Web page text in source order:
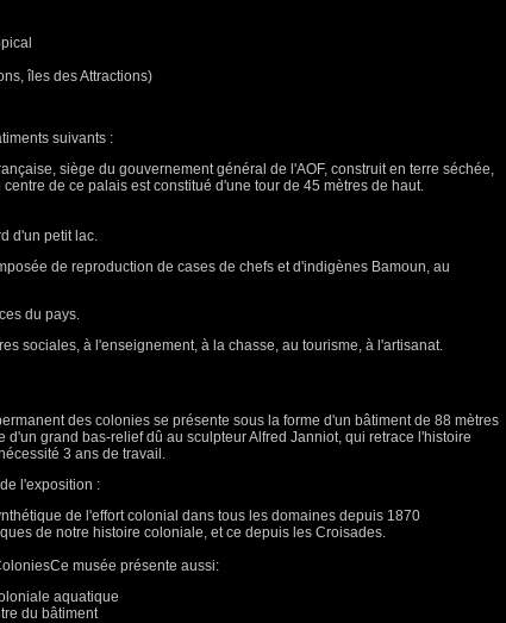
îles des Attractions)
suivants :
siège du gouvernement général de l'AOF, construit en terre séchée,
de ce palais est constitué d'une tour de 45 mètres de haut.
d'un petit lac.
de reproduction de cases de chefs et d'indigènes Bamoun, au
du pays.
sociales, à l'enseignement, à la chasse, au tourisme, à l'artisanat.
des colonies se présente sous la forme d'un bâtiment de 88 mètres
grand bas-relief dû au sculpteur Alfred Janniot, qui retrace l'histoire
3 ans de travail.
l'exposition :
de l'effort colonial dans tous les domaines depuis 1870
de notre histoire coloniale, et ce depuis les Croisades.
musée présente aussi:
aquatique
du bâtiment